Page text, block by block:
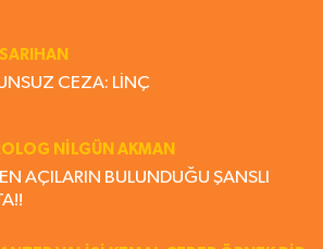
CEZA: LİNÇ
NILGÜN AKMAN
AÇILARIN BULUNDUĞU ŞANSLI